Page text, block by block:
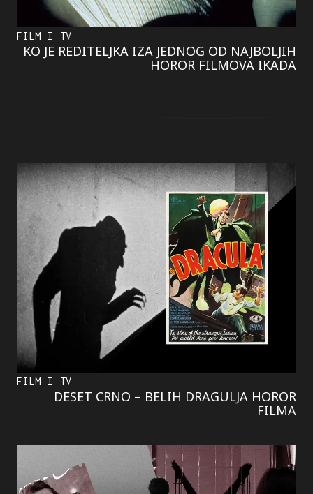
FILM I TV
KO JE REDITELJKA IZA JEDNOG OD NAJBOLJIH
HOROR FILMOVA IKADA
FILM I TV
DESET CRNO – BELIH DRAGULJA HOROR
FILMA